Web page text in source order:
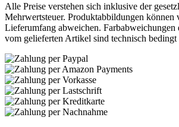
Alle Preise verstehen sich inklusive der
Mehrwertsteuer. Produktabbildungen können
Lieferumfang abweichen.
vom gelieferten Artikel sind technisch